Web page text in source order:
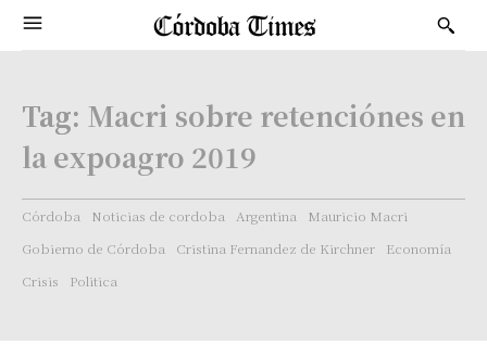
Tag: Macri sobre retenciónes en
la expoagro 2019
Córdoba Noticias de cordoba Argentina
Mauricio Macri
Gobierno de Córdoba
Cristina Fernandez de Kirchner
Economía
Crisis
Politica